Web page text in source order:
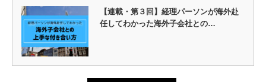
【連載・第３回】経理パーソンが海外赴
任してわかった海外子会社との…